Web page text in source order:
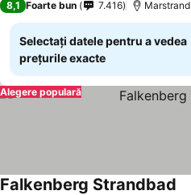
8,1 Foarte bun 7.416 Marstrand
Selectați datele pentru a vedea
prețurile exacte
Alegere populară
Falkenberg Strandbad